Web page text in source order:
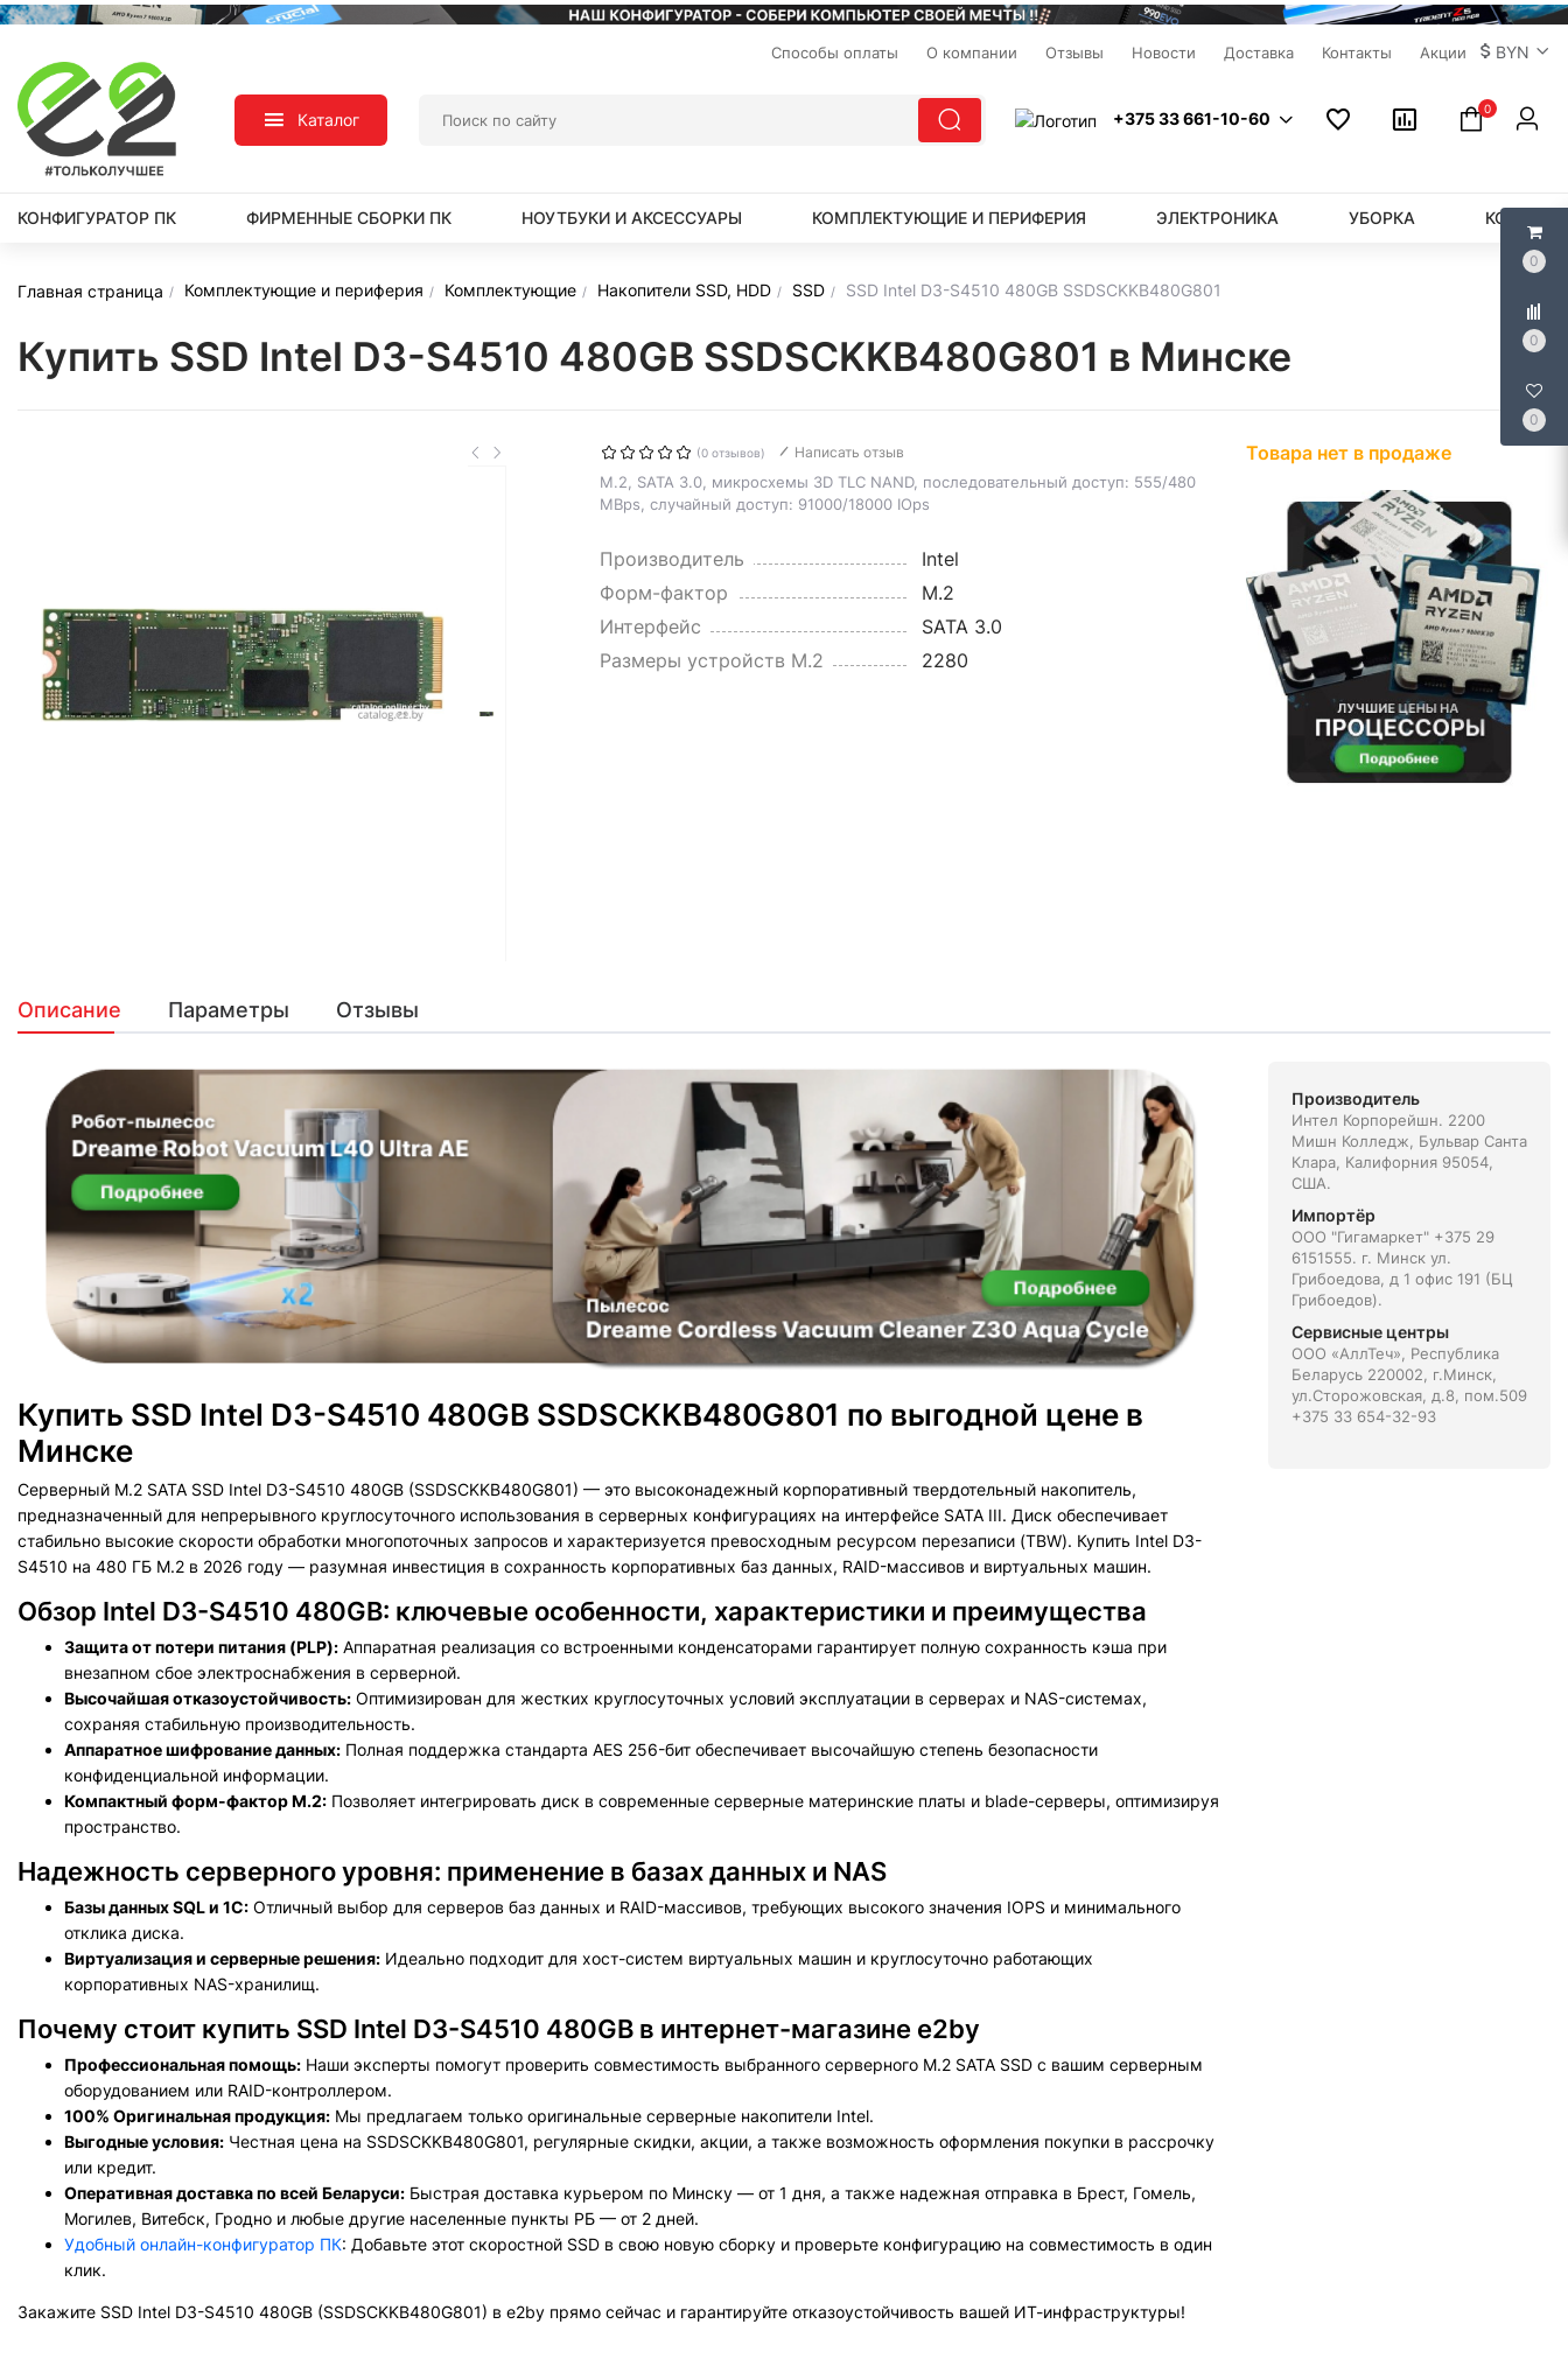
0
0
0
Способы оплаты О компании Отзывы Новости Доставка Контакты Акции BYN
Каталог +375 33 661-10-60
0
КОНФИГУРАТОР ПК ФИРМЕННЫЕ СБОРКИ ПК НОУТБУКИ И АКСЕССУАРЫ КОМПЛЕКТУЮЩИЕ И ПЕРИФЕРИЯ ЭЛЕКТРОНИКА УБОРКА
Главная страница Комплектующие и периферия Комплектующие Накопители SSD, HDD SSD SSD Intel D3-S4510 480GB SSDSCKKB480G801
Купить SSD Intel D3-S4510 480GB SSDSCKKB480G801 в Минске
(0 отзывов) Написать отзыв
M.2, SATA 3.0, микросхемы 3D TLC NAND, последовательный доступ: 555/480
MBps, случайный доступ: 91000/18000 IOps
Производитель
Intel
Форм-фактор
M.2
Интерфейс
SATA 3.0
Размеры устройств M.2
2280
Товара нет в продаже
Описание Параметры Отзывы
Купить SSD Intel D3-S4510 480GB SSDSCKKB480G801 по выгодной цене в
Минске
Серверный M.2 SATA SSD Intel D3-S4510 480GB (SSDSCKKB480G801) — это высоконадежный корпоративный твердотельный накопитель,
предназначенный для непрерывного круглосуточного использования в серверных конфигурациях на интерфейсе SATA III. Диск обеспечивает
стабильно высокие скорости обработки многопоточных запросов и характеризуется превосходным ресурсом перезаписи (TBW). Купить Intel D3-
S4510 на 480 ГБ M.2 в 2026 году — разумная инвестиция в сохранность корпоративных баз данных, RAID-массивов и виртуальных машин.
Обзор Intel D3-S4510 480GB: ключевые особенности, характеристики и преимущества
Защита от потери питания (PLP): Аппаратная реализация со встроенными конденсаторами гарантирует полную сохранность кэша при
внезапном сбое электроснабжения в серверной.
Высочайшая отказоустойчивость: Оптимизирован для жестких круглосуточных условий эксплуатации в серверах и NAS-системах,
сохраняя стабильную производительность.
Аппаратное шифрование данных: Полная поддержка стандарта AES 256-бит обеспечивает высочайшую степень безопасности
конфиденциальной информации.
Компактный форм-фактор M.2: Позволяет интегрировать диск в современные серверные материнские платы и blade-серверы, оптимизируя
пространство.
Надежность серверного уровня: применение в базах данных и NAS
Базы данных SQL и 1С: Отличный выбор для серверов баз данных и RAID-массивов, требующих высокого значения IOPS и минимального
отклика диска.
Виртуализация и серверные решения: Идеально подходит для хост-систем виртуальных машин и круглосуточно работающих
корпоративных NAS-хранилищ.
Почему стоит купить SSD Intel D3-S4510 480GB в интернет-магазине e2by
Профессиональная помощь: Наши эксперты помогут проверить совместимость выбранного серверного M.2 SATA SSD с вашим серверным
оборудованием или RAID-контроллером.
100% Оригинальная продукция: Мы предлагаем только оригинальные серверные накопители Intel.
Выгодные условия: Честная цена на SSDSCKKB480G801, регулярные скидки, акции, а также возможность оформления покупки в рассрочку
или кредит.
Оперативная доставка по всей Беларуси: Быстрая доставка курьером по Минску — от 1 дня, а также надежная отправка в Брест, Гомель,
Могилев, Витебск, Гродно и любые другие населенные пункты РБ — от 2 дней.
Удобный онлайн-конфигуратор ПК: Добавьте этот скоростной SSD в свою новую сборку и проверьте конфигурацию на совместимость в один
клик.
Закажите SSD Intel D3-S4510 480GB (SSDSCKKB480G801) в e2by прямо сейчас и гарантируйте отказоустойчивость вашей ИТ-инфраструктуры!
Производитель
Интел Корпорейшн. 2200
Мишн Колледж, Бульвар Санта
Клара, Калифорния 95054,
США.
Импортёр
ООО "Гигамаркет" +375 29
6151555. г. Минск ул.
Грибоедова, д 1 офис 191 (БЦ
Грибоедов).
Сервисные центры
ООО «АллТеч», Республика
Беларусь 220002, г.Минск,
ул.Сторожовская, д.8, пом.509
+375 33 654-32-93